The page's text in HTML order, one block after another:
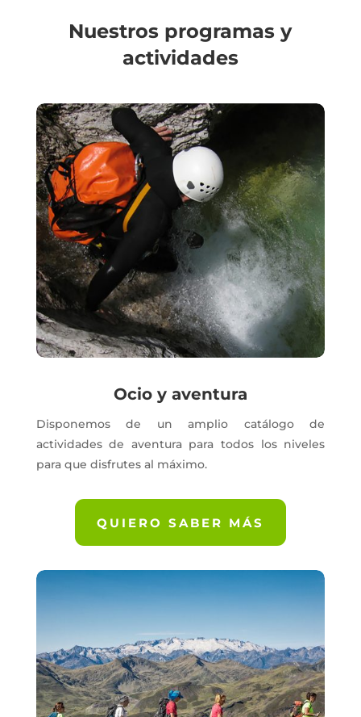
Nuestros programas y
actividades
Ocio y aventura
Disponemos de un amplio catálogo de
actividades de aventura para todos los niveles
para que disfrutes al máximo.
QUIERO SABER MÁS